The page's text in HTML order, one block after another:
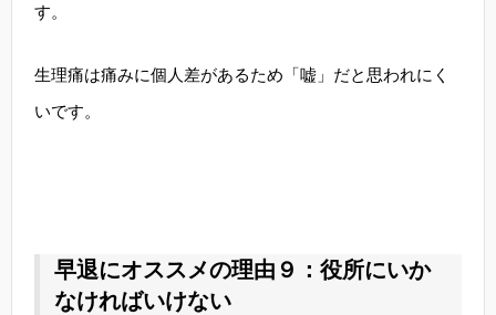
す。
生理痛は痛みに個人差があるため「嘘」だと思われにく
いです。
早退にオススメの理由９：役所にいか
なければいけない